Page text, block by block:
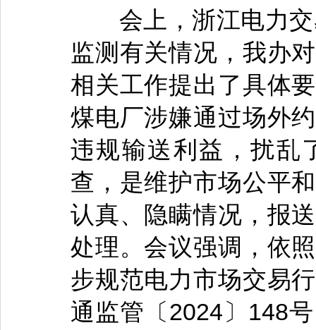
会上，浙江电力交
监测有关情况，我办
相关工作提出了具体
煤电厂涉嫌通过场外
违规输送利益，扰乱
查，是维护市场公平
认真、隐瞒情况，报
处理。会议强调，依
步规范电力市场交易
通监管〔2024〕148